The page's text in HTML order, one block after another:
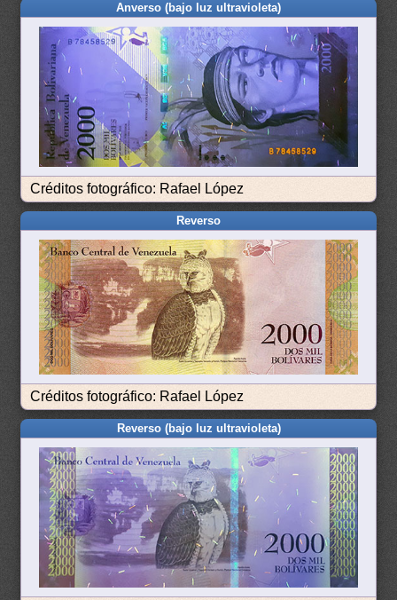
Anverso (bajo luz ultravioleta)
Créditos fotográfico: Rafael López
Reverso
Créditos fotográfico: Rafael López
Reverso (bajo luz ultravioleta)